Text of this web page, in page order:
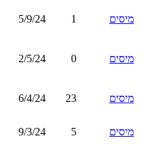
מיסים 1
5/9/24
מיסים 0
2/5/24
מיסים 23
6/4/24
מיסים 5
9/3/24